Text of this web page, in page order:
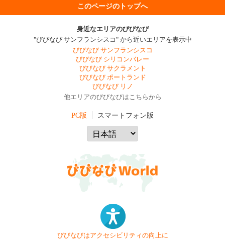
このページのトップへ
身近なエリアのびびなび
"びびなび サンフランシスコ" から近いエリアを表示中
びびなび サンフランシスコ
びびなび シリコンバレー
びびなび サクラメント
びびなび ポートランド
びびなび リノ
他エリアのびびなびはこちらから
PC版 スマートフォン版
びびなびはアクセシビリティの向上に